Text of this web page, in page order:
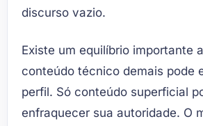
discurso vazio.
Existe um equilíbrio importante
conteúdo técnico demais pode
perfil. Só conteúdo superficial
enfraquecer sua autoridade. O